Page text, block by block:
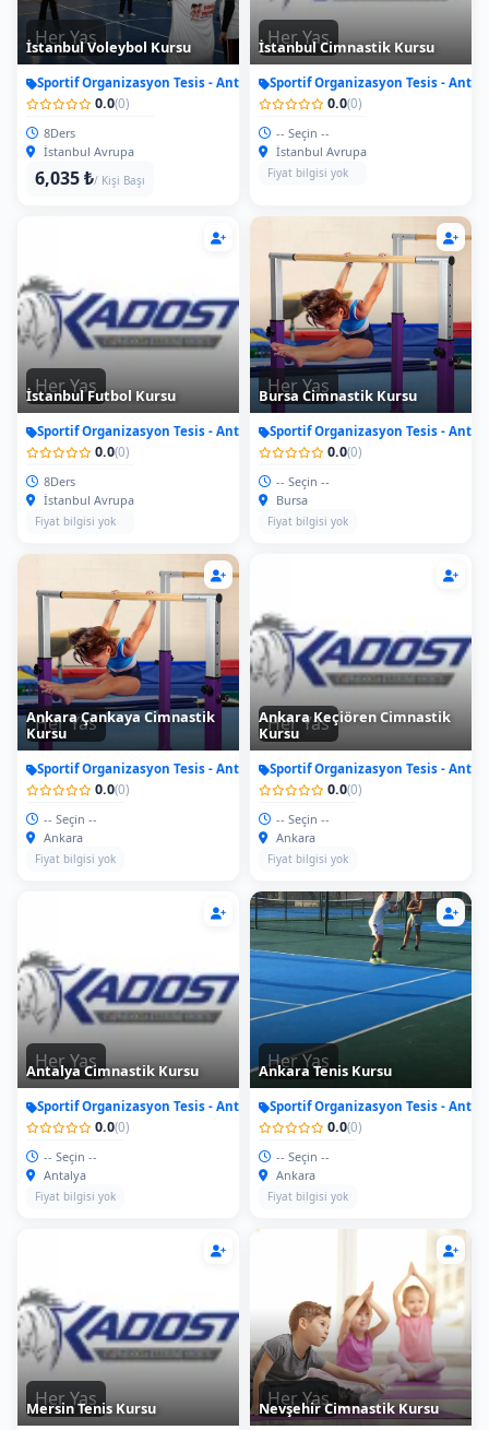
Her Yas
İstanbul Voleybol Kursu
Sportif Organizasyon Tesis - Antrenman
0.0(0)
8Ders
İstanbul Avrupa
6,035 ₺/ Kişi Başı
Her Yas
İstanbul Cimnastik Kursu
Sportif Organizasyon Tesis -
0.0(0)
-- Seçin --
İstanbul Avrupa
Fiyat bilgisi yok
Her Yas
İstanbul Futbol Kursu
Sportif Organizasyon Tesis - Antrenman
0.0(0)
8Ders
İstanbul Avrupa
Fiyat bilgisi yok
Her Yas
Bursa Cimnastik Kursu
Sportif Organizasyon Tesis -
0.0(0)
-- Seçin --
Bursa
Fiyat bilgisi yok
Her Yas
Ankara Çankaya Cimnastik
Kursu
Sportif Organizasyon Tesis - Antrenman
0.0(0)
-- Seçin --
Ankara
Fiyat bilgisi yok
Her Yas
Ankara Keçiören Cimnastik
Kursu
Sportif Organizasyon Tesis -
0.0(0)
-- Seçin --
Ankara
Fiyat bilgisi yok
Her Yas
Antalya Cimnastik Kursu
Sportif Organizasyon Tesis - Antrenman
0.0(0)
-- Seçin --
Antalya
Fiyat bilgisi yok
Her Yas
Ankara Tenis Kursu
Sportif Organizasyon Tesis -
0.0(0)
-- Seçin --
Ankara
Fiyat bilgisi yok
Her Yas
Mersin Tenis Kursu Her Yas
Nevşehir Cimnastik Kursu